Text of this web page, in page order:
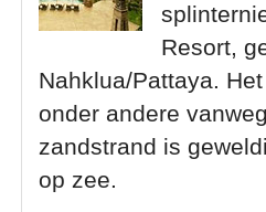
Resort,
Nahklua/Pattaya.
onder andere
zandstrand is
op zee.